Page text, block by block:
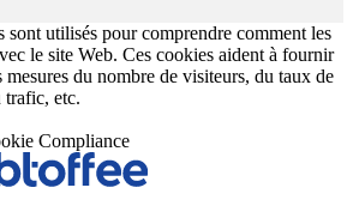
sont utilisés pour comprendre comment les
le site Web. Ces cookies aident à fournir
du nombre de visiteurs, du taux de
trafic, etc.
Compliance